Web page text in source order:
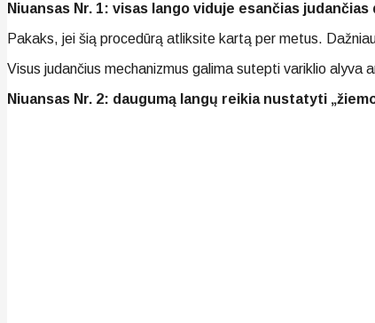
Niuansas Nr. 1: visas lango viduje esančias
Pakaks, jei šią procedūrą atliksite kartą per metus.
Visus judančius mechanizmus galima sutepti variklio alyva
Niuansas Nr. 2: daugumą langų reikia nustatyti